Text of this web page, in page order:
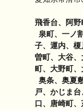
飛香台、阿野
泉町、一ノ
子、運内、
曽町、大谷
町、大野町、
奥条、奥夏
戸、かじま
口、唐崎町